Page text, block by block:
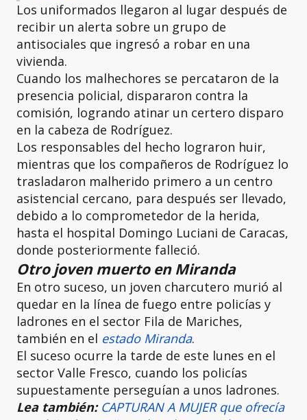
Los uniformados llegaron al lugar después de
recibir un alerta sobre un grupo de
antisociales que ingresó a robar en una
vivienda.
Cuando los malhechores se percataron de la
presencia policial, dispararon contra la
comisión, logrando atinar un certero disparo
en la cabeza de Rodríguez.
Los responsables del hecho lograron huir,
mientras que los compañeros de Rodríguez lo
trasladaron malherido primero a un centro
asistencial cercano, para después ser llevado,
debido a lo comprometedor de la herida,
hasta el hospital Domingo Luciani de Caracas,
donde posteriormente falleció.
Otro joven muerto en Miranda
En otro suceso, un joven charcutero murió al
quedar en la línea de fuego entre policías y
ladrones en el sector Fila de Mariches,
también en el estado Miranda.
El suceso ocurre la tarde de este lunes en el
sector Valle Fresco, cuando los policías
supuestamente perseguían a unos ladrones.
Lea también: CAPTURAN A MUJER que ofrecía